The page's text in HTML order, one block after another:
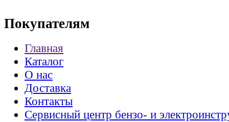
Покупателям
Главная
Каталог
О нас
Доставка
Контакты
Сервисный центр бензо- и